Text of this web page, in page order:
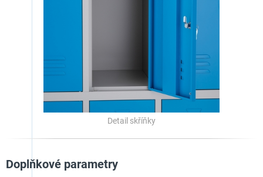
Detail skříňky
Doplňkové parametry